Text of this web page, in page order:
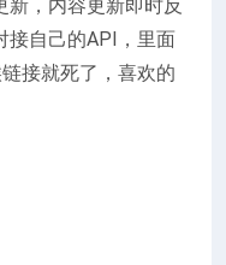
新，内容更新即时反
接自己的API，里面
接就死了，喜欢的